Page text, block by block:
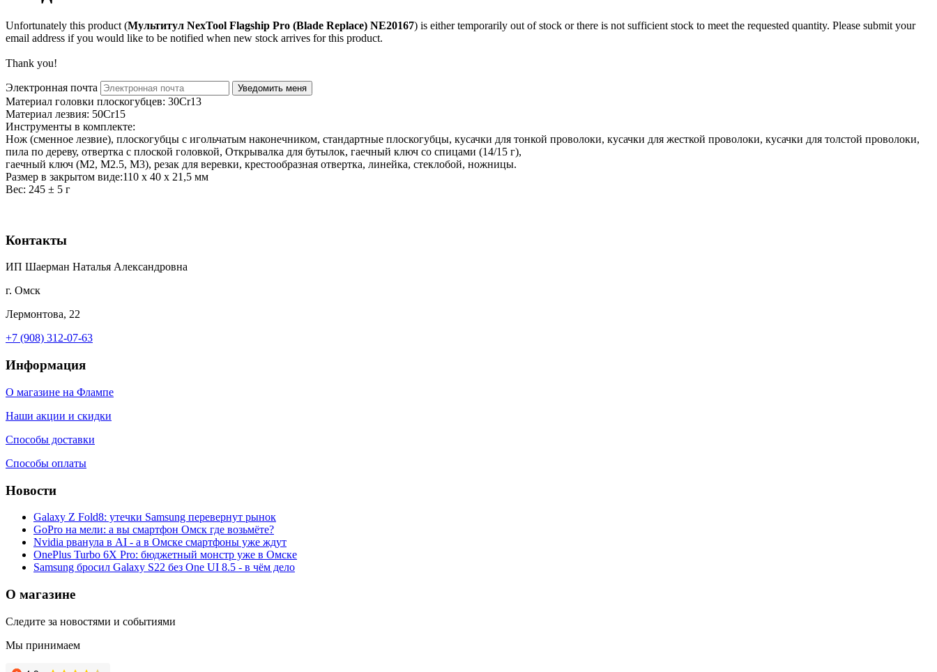
Unfortunately this product (Мультитул NexTool Flagship Pro (Blade Replace) NE20167) is either temporarily out of stock or there is not sufficient stock to meet the requested quantity. Please submit your
email address if you would like to be notified when new stock arrives for this product.
Thank you!
Электронная почта
Материал головки плоскогубцев: 30Cr13
Материал лезвия: 50Cr15
Инструменты в комплекте:
Нож (сменное лезвие), плоскогубцы с игольчатым наконечником, стандартные плоскогубцы, кусачки для тонкой проволоки, кусачки для жесткой проволоки, кусачки для толстой проволоки,
пила по дереву, отвертка с плоской головкой, Открывалка для бутылок, гаечный ключ со спицами (14/15 г),
гаечный ключ (М2, М2.5, М3), резак для веревки, крестообразная отвертка, линейка, стеклобой, ножницы.
Размер в закрытом виде:110 x 40 x 21,5 мм
Вес: 245 ± 5 г
Контакты
ИП Шаерман Наталья Александровна
г. Омск
Лермонтова, 22
+7 (908) 312-07-63
Информация
О магазине на Флампе
Наши акции и скидки
Способы доставки
Способы оплаты
Новости
Galaxy Z Fold8: утечки Samsung перевернут рынок
GoPro на мели: а вы смартфон Омск где возьмёте?
Nvidia рванула в AI - а в Омске смартфоны уже ждут
OnePlus Turbo 6X Pro: бюджетный монстр уже в Омске
Samsung бросил Galaxy S22 без One UI 8.5 - в чём дело
О магазине
Следите за новостями и событиями
Мы принимаем